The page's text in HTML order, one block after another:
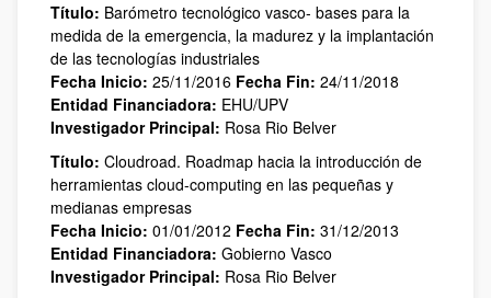
Título: Barómetro tecnológico vasco- bases para la
medida de la emergencia, la madurez y la implantación
de las tecnologías industriales
Fecha Inicio: 25/11/2016 Fecha Fin: 24/11/2018
Entidad Financiadora: EHU/UPV
Investigador Principal: Rosa Rio Belver
Título: Cloudroad. Roadmap hacia la introducción de
herramientas cloud-computing en las pequeñas y
medianas empresas
Fecha Inicio: 01/01/2012 Fecha Fin: 31/12/2013
Entidad Financiadora: Gobierno Vasco
Investigador Principal: Rosa Rio Belver